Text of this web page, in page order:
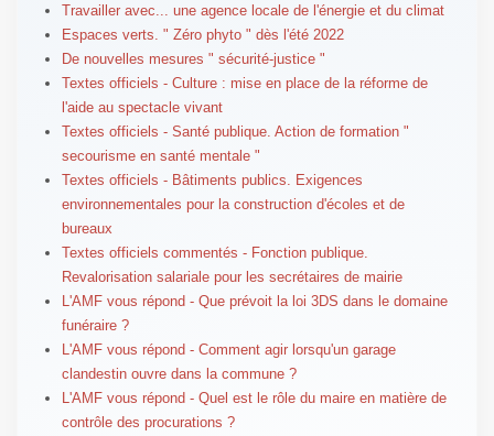
Travailler avec... une agence locale de l'énergie et du climat
Espaces verts. " Zéro phyto " dès l'été 2022
De nouvelles mesures " sécurité-justice "
Textes officiels - Culture : mise en place de la réforme de
l'aide au spectacle vivant
Textes officiels - Santé publique. Action de formation "
secourisme en santé mentale "
Textes officiels - Bâtiments publics. Exigences
environnementales pour la construction d'écoles et de
bureaux
Textes officiels commentés - Fonction publique.
Revalorisation salariale pour les secrétaires de mairie
L'AMF vous répond - Que prévoit la loi 3DS dans le domaine
funéraire ?
L'AMF vous répond - Comment agir lorsqu'un garage
clandestin ouvre dans la commune ?
L'AMF vous répond - Quel est le rôle du maire en matière de
contrôle des procurations ?